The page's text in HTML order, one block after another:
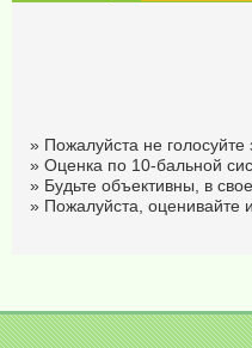
» Пожалуйста не
» Оценка по 10-бальной
» Будьте объективны, в
» Пожалуйста, оценивайте